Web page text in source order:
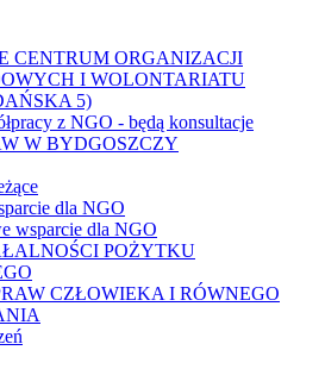
CENTRUM ORGANIZACJI
I WOLONTARIATU
5)
z NGO - będą konsultacje
W BYDGOSZCZY
dla NGO
wsparcie dla NGO
POŻYTKU
CZŁOWIEKA I RÓWNEGO